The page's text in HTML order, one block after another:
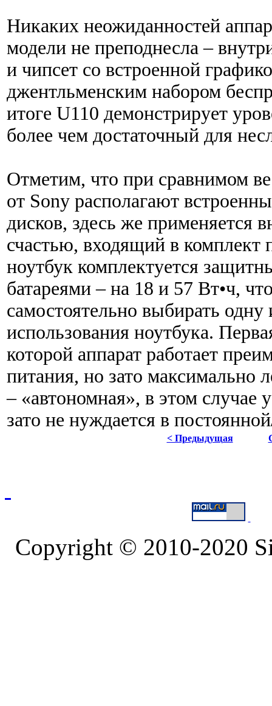
Никаких неожиданностей
модели не преподнесла –
и чипсет со встроенной
джентльменским набором
итоге U110 демонстрирует
более чем достаточный для
Отметим, что при сравнимом
от Sony располагают
дисков, здесь же применяется
счастью, входящий в комплект
ноутбук комплектуется
батареями – на 18 и 57 Вт•ч,
самостоятельно выбирать
использования ноутбука.
которой аппарат работает
питания, но зато максимально
– «автономная», в этом случае
зато не нуждается в
< Предыдущая
Copyright © 2010-2020